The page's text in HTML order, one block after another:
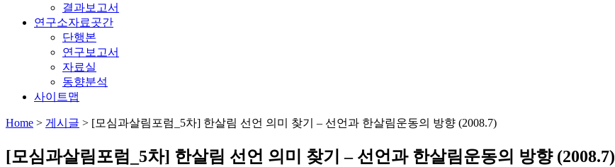
결과보고서
연구소자료곳간
단행본
연구보고서
자료실
동향분석
사이트맵
Home > 게시글 > [모심과살림포럼_5차] 한살림 선언 의미 찾기 – 선언과 한살림운동의 방향 (2008.7)
[모심과살림포럼_5차] 한살림 선언 의미 찾기 – 선언과 한살림운동의 방향 (2008.7)